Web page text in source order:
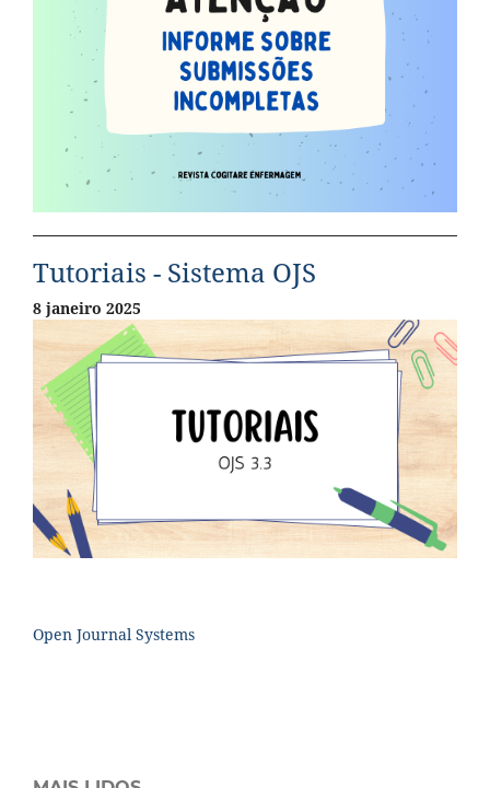
Tutoriais - Sistema OJS
8 janeiro 2025
Open Journal Systems